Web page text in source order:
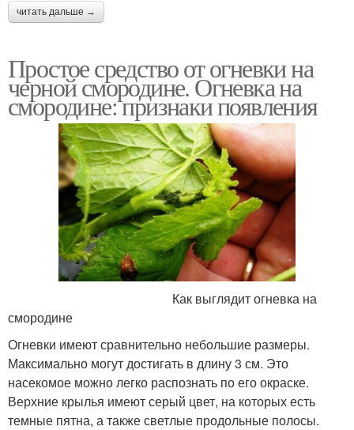
читать дальше →
Простое средство от огневки на
черной смородине. Огневка на
смородине: признаки появления
Как выглядит огневка на
смородине
Огневки имеют сравнительно небольшие размеры.
Максимально могут достигать в длину 3 см. Это
насекомое можно легко распознать по его окраске.
Верхние крылья имеют серый цвет, на которых есть
темные пятна, а также светлые продольные полосы.